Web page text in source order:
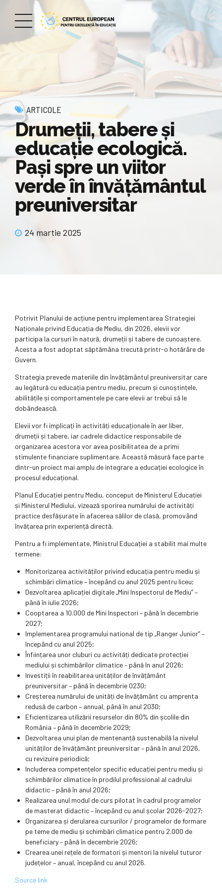
ARTICOLE
Drumeții, tabere și
educație ecologică.
Pași spre un viitor
verde în învățământul
preuniversitar
24 martie 2025
Potrivit Planului de acțiune pentru implementarea Strategiei
Naționale privind Educația de Mediu, din 2026, elevii vor
participa la cursuri în natură, drumeții și tabere de cunoaștere.
Acesta a fost adoptat săptămâna trecută printr-o hotărâre de
Guvern.
Strategia prevede materiile din învățământul preuniversitar care
au legătură cu educația pentru mediu, precum și cunoștințele,
abilitățile și comportamentele pe care elevii ar trebui să le
dobândească.
Elevii vor fi implicați în activități educaționale în aer liber,
drumeții și tabere, iar cadrele didactice responsabile de
organizarea acestora vor avea posibilitatea de a primi
stimulente financiare suplimentare. Această măsură face parte
dintr-un proiect mai amplu de integrare a educației ecologice în
procesul educațional.
Planul Educației pentru Mediu, conceput de Ministerul Educației
și Ministerul Mediului, vizează sporirea numărului de activități
practice desfășurate în afacerea sălilor de clasă, promovând
învățarea prin experiență directă.
Pentru a fi implementate, Ministrul Educației a stabilit mai multe
termene:
Monitorizarea activităților privind educația pentru mediu și
schimbări climatice – începând cu anul 2025 pentru liceu;
Dezvoltarea aplicației digitale „Mini Inspectorul de Mediu” –
până în iulie 2026;
Cooptarea a 10.000 de Mini Inspectori – până în decembrie
2027;
Implementarea programului national de tip „Ranger Junior” –
începând cu anul 2025;
Înființarea unor cluburi cu activități dedicate protecției
mediului și schimbărilor climatice – până în anul 2026;
Investiții în reabilitarea unităților de învățământ
preuniversitar – până în decembrie 0230;
Creșterea numărului de unități de învățământ cu amprenta
redusă de carbon – annual, până în anul 2030;
Eficientizarea utilizării resurselor din 80% din școlile din
România – până în decembrie 2029;
Dezvoltarea unui plan de mentenanță sustenabilă la nivelul
unităților de învățământ preuniversitar – până în anul 2026,
cu revizuire periodică;
Includerea competențelor specific educației pentru mediu și
schimbărilor climatice în prodilul professional al cadrului
didactic – până în anul 2026;
Realizarea unul modul de curs pilotat în cadrul programelor
de masterat didactic – începând cu anul școlar 2026-2027;
Organizarea și derularea cursurilor / programelor de formare
pe teme de mediu și schimbări climatice pentru 2.000 de
beneficiary – până în decembrie 2026;
Crearea unei rețele de formatori și mentori la nivelul tuturor
județelor – anual, începând cu anul 2026.
Source link